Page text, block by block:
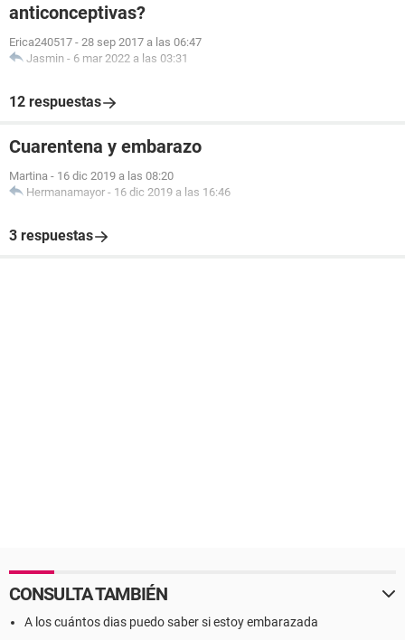
anticonceptivas?
Erica240517 - 28 sep 2017 a las 06:47
Jasmin - 6 mar 2022 a las 03:31
12 respuestas
Cuarentena y embarazo
Martina - 16 dic 2019 a las 08:20
Hermanamayor - 16 dic 2019 a las 16:46
3 respuestas
CONSULTA TAMBIÉN
A los cuántos dias puedo saber si estoy embarazada